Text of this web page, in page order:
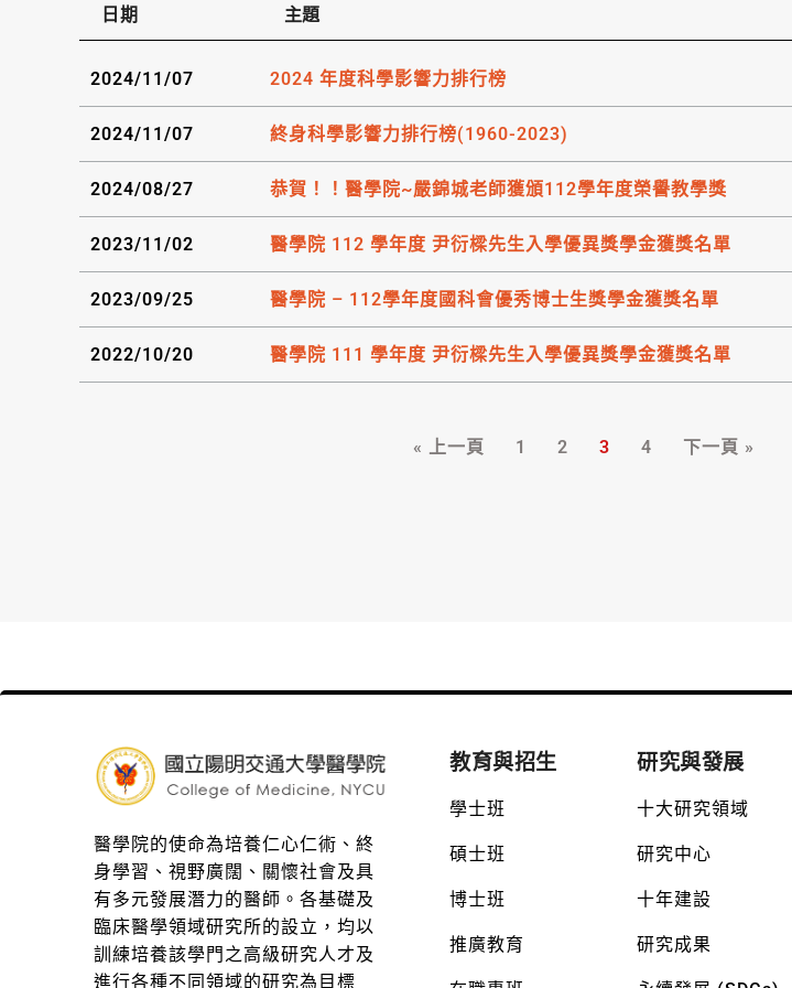
日期 主題
2024/11/07 2024 年度科學影響力排行榜
2024/11/07 終身科學影響力排行榜(1960-2023)
2024/08/27 恭賀！！醫學院~嚴錦城老師獲頒112學年度榮譽教學獎
2023/11/02 醫學院 112 學年度 尹衍樑先生入學優異獎學金獲獎名單
2023/09/25 醫學院 – 112學年度國科會優秀博士生獎學金獲獎名單
2022/10/20 醫學院 111 學年度 尹衍樑先生入學優異獎學金獲獎名單
« 上一頁 1 2 3 4 下一頁 »
醫學院的使命為培養仁心仁術、終
身學習、視野廣闊、關懷社會及具
有多元發展潛力的醫師。各基礎及
臨床醫學領域研究所的設立，均以
訓練培養該學門之高級研究人才及
進行各種不同領域的研究為目標
教育與招生
學士班
碩士班
博士班
推廣教育
研究與發展
十大研究領域
研究中心
十年建設
研究成果